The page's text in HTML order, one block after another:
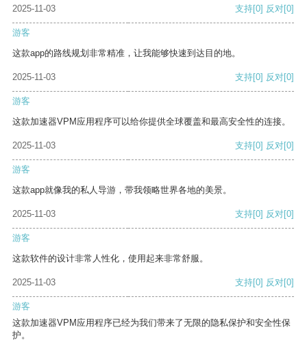
2025-11-03 支持[0] 反对[0]
游客
这款app的路线规划非常精准，让我能够快速到达目的地。
2025-11-03 支持[0] 反对[0]
游客
这款加速器VPM应用程序可以给你提供全球覆盖和最高安全性的连接。
2025-11-03 支持[0] 反对[0]
游客
这款app就像我的私人导游，带我领略世界各地的美景。
2025-11-03 支持[0] 反对[0]
游客
这款软件的设计非常人性化，使用起来非常舒服。
2025-11-03 支持[0] 反对[0]
游客
这款加速器VPM应用程序已经为我们带来了无限的隐私保护和安全性保
护。